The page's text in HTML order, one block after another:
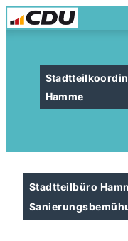
Hamme
Stadtteilbüro